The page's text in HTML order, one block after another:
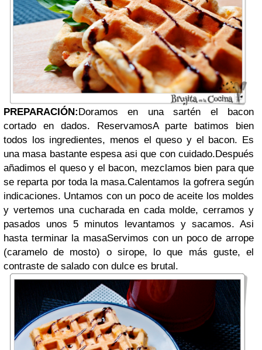
PREPARACIÓN: Doramos en una sartén el bacon
cortado en dados. ReservamosA parte batimos bien
todos los ingredientes, menos el queso y el bacon. Es
una masa bastante espesa asi que con cuidado.Después
añadimos el queso y el bacon, mezclamos bien para que
se reparta por toda la masa.Calentamos la gofrera según
indicaciones. Untamos con un poco de aceite los moldes
y vertemos una cucharada en cada molde, cerramos y
pasados unos 5 minutos levantamos y sacamos. Asi
hasta terminar la masaServimos con un poco de arrope
(caramelo de mosto) o sirope, lo que más guste, el
contraste de salado con dulce es brutal.